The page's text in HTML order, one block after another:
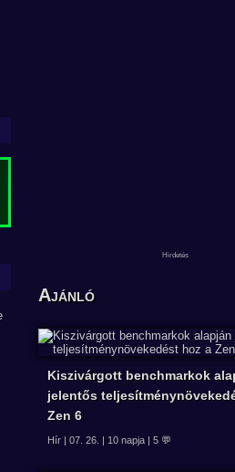
Ajánló
Kiszivárgott benchmarkok
jelentős
Zen 6
Hír | 07. 26. | 10 napja | 5 💬